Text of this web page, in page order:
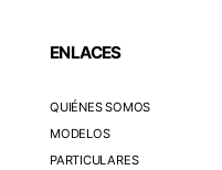
ENLACES
QUIÉNES SOMOS
MODELOS
PARTICULARES